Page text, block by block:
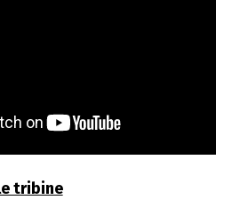
tribine